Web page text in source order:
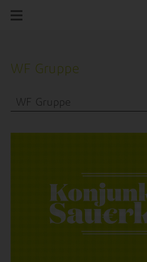
WF Gruppe